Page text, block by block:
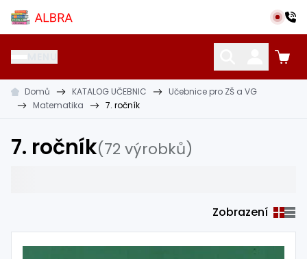
Přeskočit na hlavní obsah
Albra s.r.o.
KATALOG UČEBNIC CIZÍ JAZYKY OSTATNÍ POMŮCKY
Domů KATALOG UČEBNIC
Učebnice pro ZŠ a VG
Matematika
7. ročník
7. ročník(72 výrobků)
Zobrazení